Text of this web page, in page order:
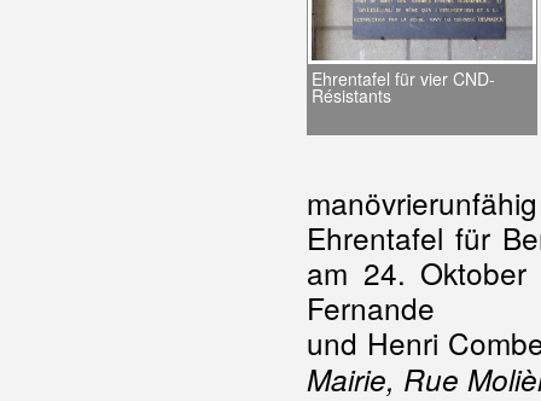
Ehrentafel für vier CND-
Résistants
Ehrentafel für
am 24.
Fernande
und Henri
Mairie, Rue